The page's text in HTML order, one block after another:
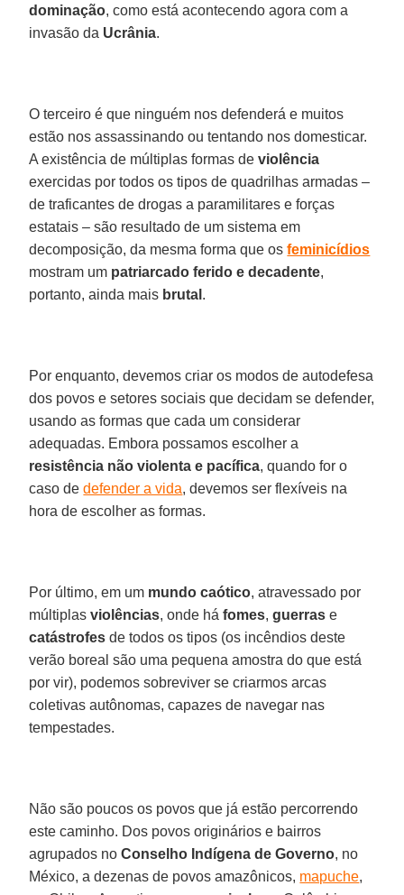
dominação, como está acontecendo agora com a
invasão da Ucrânia.
O terceiro é que ninguém nos defenderá e muitos
estão nos assassinando ou tentando nos domesticar.
A existência de múltiplas formas deviolência
exercidas por todos os tipos de quadrilhas armadas –
de traficantes de drogas a paramilitares e forças
estatais – são resultado de um sistema em
decomposição, da mesma forma que osfeminicídios
mostram um patriarcado ferido e decadente,
portanto, ainda mais brutal .
Por enquanto, devemos criar os modos de autodefesa
dos povos e setores sociais que decidam se defender,
usando as formas que cada um considerar
adequadas. Embora possamos escolher a
resistência não violenta e pacífica, quando for o
caso dedefender a vida, devemos ser flexíveis na
hora de escolher as formas.
Por último, em um mundo caótico, atravessado por
múltiplasviolências, onde háfomes,guerras e
catástrofes de todos os tipos (os incêndios deste
verão boreal são uma pequena amostra do que está
por vir), podemos sobreviver se criarmos arcas
coletivas autônomas, capazes de navegar nas
tempestades.
Não são poucos os povos que já estão percorrendo
este caminho. Dos povos originários e bairros
agrupados noConselho Indígena de Governo, no
México, a dezenas de povos amazônicos, mapuche,